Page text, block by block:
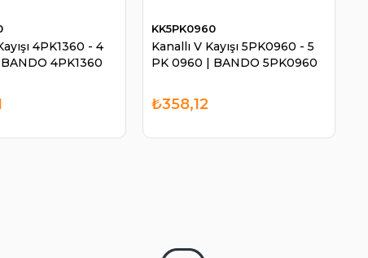
4PK1360 - 4
4PK1360
Kanallı V Kayışı 5PK0960 - 5
PK 0960 | BANDO 5PK0960
KK5PK0960
₺358,12